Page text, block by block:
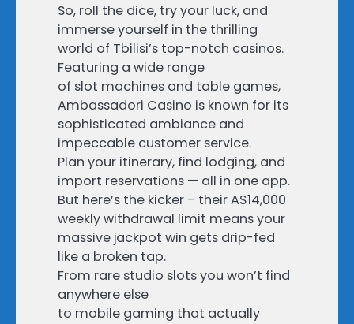
So, roll the dice, try your luck, and
immerse yourself in the thrilling
world of Tbilisi’s top-notch casinos.
Featuring a wide range
of slot machines and table games,
Ambassadori Casino is known for its
sophisticated ambiance and
impeccable customer service.
Plan your itinerary, find lodging, and
import reservations — all in one app.
But here’s the kicker – their A$14,000
weekly withdrawal limit means your
massive jackpot win gets drip-fed
like a broken tap.
From rare studio slots you won’t find
anywhere else
to mobile gaming that actually